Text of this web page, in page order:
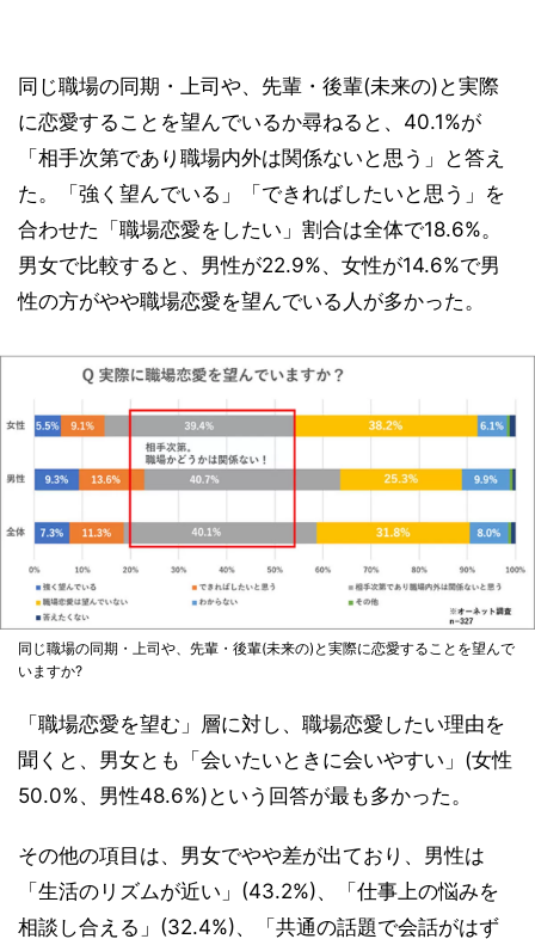
同じ職場の同期・上司や、先輩・後輩(未来の)と実際
に恋愛することを望んでいるか尋ねると、40.1%が
「相手次第であり職場内外は関係ないと思う」と答え
た。「強く望んでいる」「できればしたいと思う」を
合わせた「職場恋愛をしたい」割合は全体で18.6%。
男女で比較すると、男性が22.9%、女性が14.6%で男
性の方がやや職場恋愛を望んでいる人が多かった。
同じ職場の同期・上司や、先輩・後輩(未来の)と実際に恋愛することを望んで
いますか?
「職場恋愛を望む」層に対し、職場恋愛したい理由を
聞くと、男女とも「会いたいときに会いやすい」(女性
50.0%、男性48.6%)という回答が最も多かった。
その他の項目は、男女でやや差が出ており、男性は
「生活のリズムが近い」(43.2%)、「仕事上の悩みを
相談し合える」(32.4%)、「共通の話題で会話がはず